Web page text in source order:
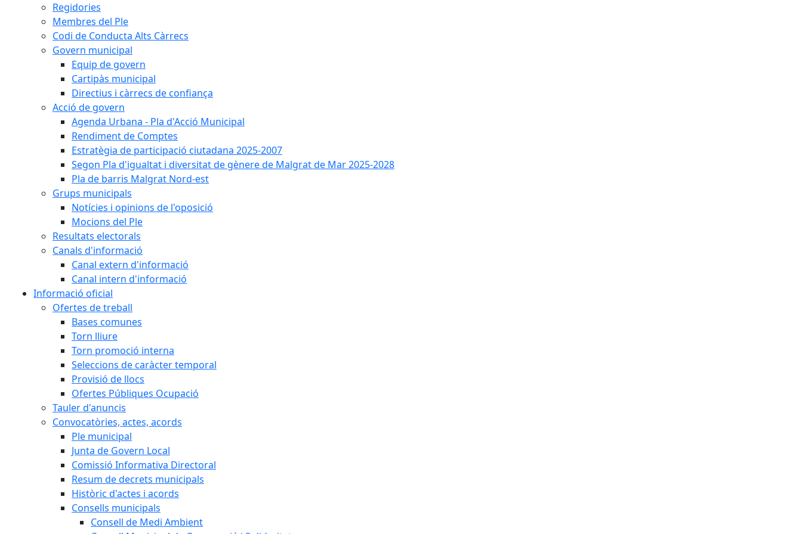
Regidories
Membres del Ple
Codi de Conducta Alts Càrrecs
Govern municipal
Equip de govern
Cartipàs municipal
Directius i càrrecs de confiança
Acció de govern
Agenda Urbana - Pla d'Acció Municipal
Rendiment de Comptes
Estratègia de participació ciutadana 2025-2007
Segon Pla d'igualtat i diversitat de gènere de Malgrat de Mar 2025-2028
Pla de barris Malgrat Nord-est
Grups municipals
Notícies i opinions de l'oposició
Mocions del Ple
Resultats electorals
Canals d'informació
Canal extern d'informació
Canal intern d'informació
Informació oficial
Ofertes de treball
Bases comunes
Torn lliure
Torn promoció interna
Seleccions de caràcter temporal
Provisió de llocs
Ofertes Públiques Ocupació
Tauler d'anuncis
Convocatòries, actes, acords
Ple municipal
Junta de Govern Local
Comissió Informativa Directoral
Resum de decrets municipals
Històric d'actes i acords
Consells municipals
Consell de Medi Ambient